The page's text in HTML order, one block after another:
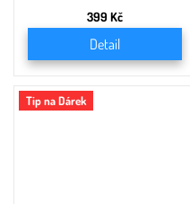
399 Kč
Detail
Tip na Dárek